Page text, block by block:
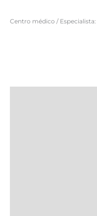
Centro médico / Especialista: